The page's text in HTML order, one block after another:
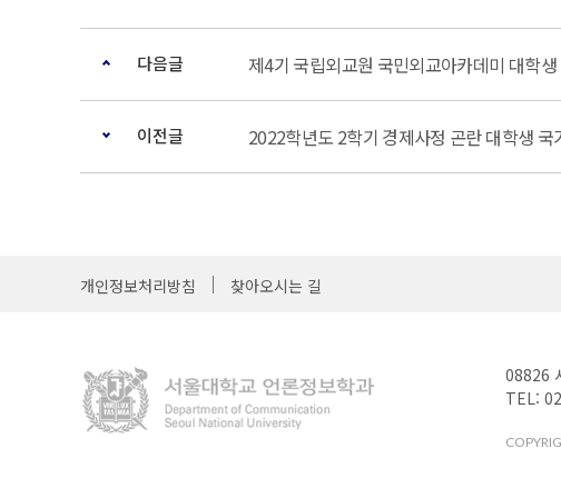
다음글 제4기 국립외교원 국민외교아카데미 대학
이전글 2022학년도 2학기 경제사정 곤란 대학생
개인정보처리방침 찾아오시는 길
08826
TEL: